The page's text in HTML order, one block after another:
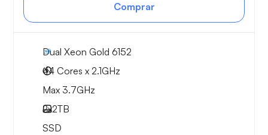
Comprar
Dual Xeon Gold 6152
44 Cores x 2.1GHz
Max 3.7GHz
2x2TB
SSD